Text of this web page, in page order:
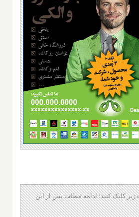
کلیک کنید؛ ادامه مطلب پس از این